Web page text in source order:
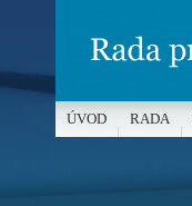
ÚVOD RADA